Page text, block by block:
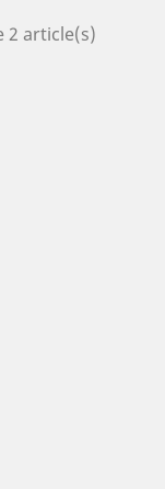
2 article(s)